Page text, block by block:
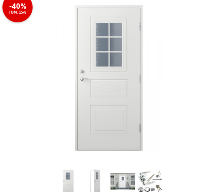
-40%
TOM. 15/8